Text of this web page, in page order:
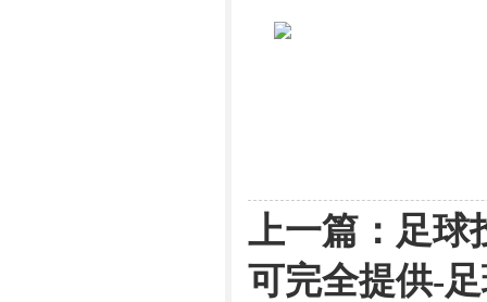
上一篇： 足球
可完全提供-